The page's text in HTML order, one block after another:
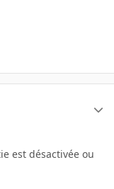
est désactivée ou